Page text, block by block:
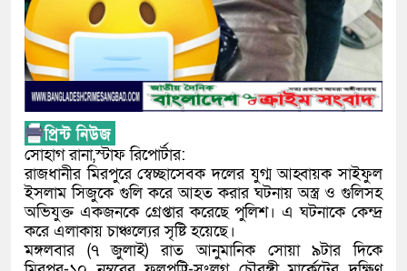
সোহাগ রানা,স্টাফ রিপোর্টার:
রাজধানীর মিরপুরে স্বেচ্ছাসেবক দলের যুগ্ম আহ্বায়ক সাইফুল
ইসলাম সিজুকে গুলি করে আহত করার ঘটনায় অস্ত্র ও গুলিসহ
অভিযুক্ত একজনকে গ্রেপ্তার করেছে পুলিশ। এ ঘটনাকে কেন্দ্র
করে এলাকায় চাঞ্চল্যের সৃষ্টি হয়েছে।
মঙ্গলবার (৭ জুলাই) রাত আনুমানিক সোয়া ৯টার দিকে